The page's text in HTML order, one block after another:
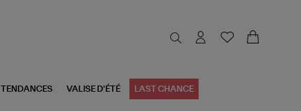
TENDANCES VALISE D'ÉTÉ LAST CHANCE